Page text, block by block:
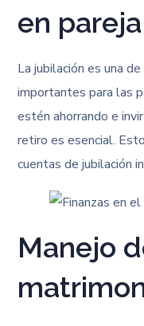
en pareja
La jubilación es una
importantes para las
estén ahorrando e
retiro es esencial.
cuentas de jubilación
Manejo